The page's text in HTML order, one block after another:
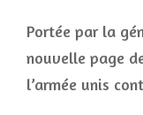
Portée par la
nouvelle page
l’armée unis